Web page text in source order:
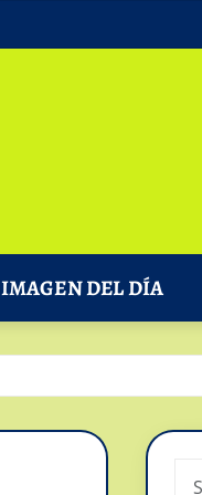
IMAGEN DEL DÍA